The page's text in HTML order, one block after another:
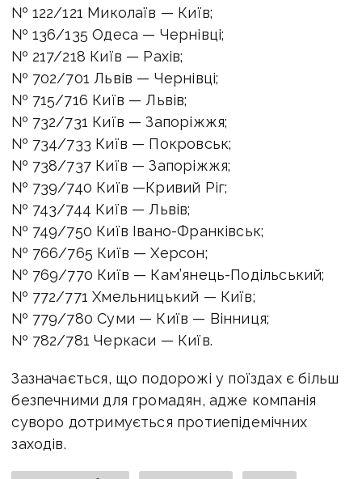
№ 122/121 Миколаїв — Київ;
№ 136/135 Одеса — Чернівці;
№ 217/218 Київ — Рахів;
№ 702/701 Львів — Чернівці;
№ 715/716 Київ — Львів;
№ 732/731 Київ — Запоріжжя;
№ 734/733 Київ — Покровськ;
№ 738/737 Київ — Запоріжжя;
№ 739/740 Київ —Кривий Ріг;
№ 743/744 Київ — Львів;
№ 749/750 Київ Івано-Франківськ;
№ 766/765 Київ — Херсон;
№ 769/770 Київ — Кам’янець-Подільський;
№ 772/771 Хмельницький — Київ;
№ 779/780 Суми — Київ — Вінниця;
№ 782/781 Черкаси — Київ.
Зазначається, що подорожі у поїздах є більш
безпечними для громадян, адже компанія
суворо дотримується протиепідемічних
заходів.